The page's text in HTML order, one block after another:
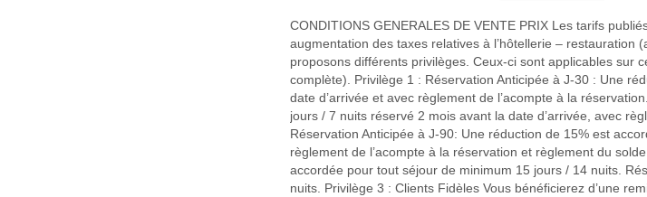
CONDITIONS GENERALES DE VENTE PRIX Les tarifs
augmentation des taxes relatives à l’hôtellerie – restauration
proposons différents privilèges. Ceux-ci sont applicables sur
complète). Privilège 1 : Réservation Anticipée à J-30 : Une
date d’arrivée et avec règlement de l’acompte à la
jours / 7 nuits réservé 2 mois avant la date d’arrivée, avec
Réservation Anticipée à J-90: Une réduction de 15% est
règlement de l’acompte à la réservation et règlement du
accordée pour tout séjour de minimum 15 jours / 14 nuits.
nuits. Privilège 3 : Clients Fidèles Vous bénéficierez d’une